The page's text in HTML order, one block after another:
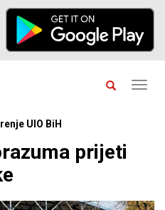
UIO BiH
prijeti